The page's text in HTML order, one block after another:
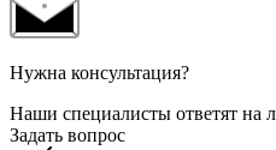
Нужна консультация?
Наши специалисты ответят на
Задать вопрос